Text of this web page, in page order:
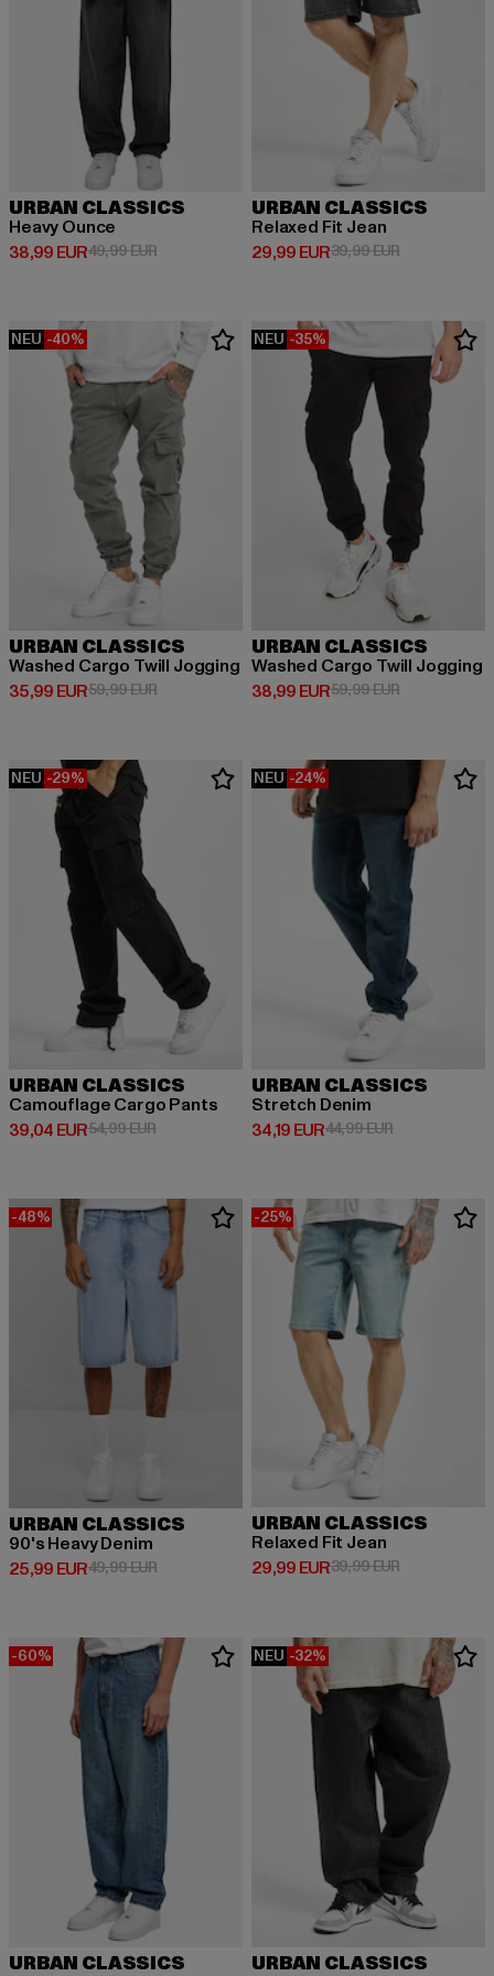
URBAN CLASSICS
Heavy Ounce
38,99 EUR
Derzeitiger Preis: 38,99 EUR
49,99 EURAktionspreis: 49,99 EUR
URBAN CLASSICS
Relaxed Fit Jean
29,99 EUR
Derzeitiger Preis: 29,99 EUR
39,99 EURAktionspreis:
NEU -40%
URBAN CLASSICS
Washed Cargo Twill Jogging
35,99 EUR
Derzeitiger Preis: 35,99 EUR
59,99 EURAktionspreis: 59,99 EUR
NEU -35%
URBAN CLASSICS
Washed Cargo Twill Jogging
38,99 EUR
Derzeitiger Preis: 38,99 EUR
59,99 EURAktionspreis:
NEU -29%
URBAN CLASSICS
Camouflage Cargo Pants
39,04 EUR
Derzeitiger Preis: 39,04 EUR
54,99 EURAktionspreis: 54,99 EUR
NEU -24%
URBAN CLASSICS
Stretch Denim
34,19 EUR
Derzeitiger Preis: 34,19 EUR
44,99 EURAktionspreis:
-48%
URBAN CLASSICS
90's Heavy Denim
25,99 EUR
Derzeitiger Preis: 25,99 EUR
49,99 EURAktionspreis: 49,99 EUR
-25%
URBAN CLASSICS
Relaxed Fit Jean
29,99 EUR
Derzeitiger Preis: 29,99 EUR
39,99 EURAktionspreis:
-60%
URBAN CLASSICS
NEU -32%
URBAN CLASSICS